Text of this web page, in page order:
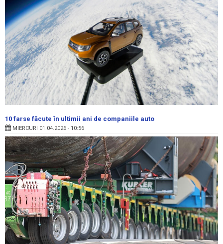
10 farse făcute în ultimii ani de companiile auto
MIERCURI 01.04.2026 - 10:56